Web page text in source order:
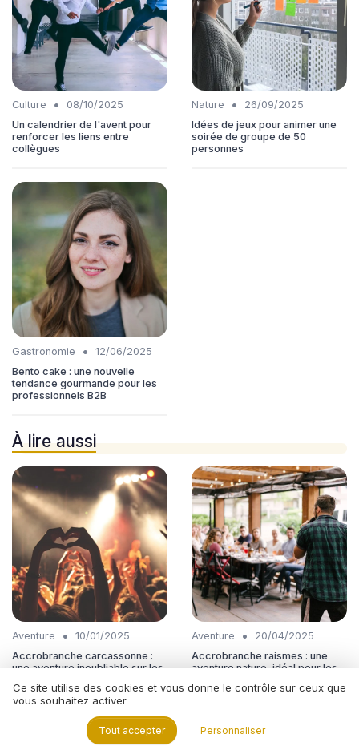
Culture •
08/10/2025
Un calendrier de l'avent pour
renforcer les liens entre
collègues
Nature •
26/09/2025
Idées de jeux pour animer une
soirée de groupe de 50
personnes
Gastronomie •
12/06/2025
Bento cake : une nouvelle
tendance gourmande pour les
professionnels B2B
À lire aussi
Aventure •
10/01/2025
Accrobranche carcassonne :
une aventure inoubliable sur les
Aventure •
20/04/2025
Accrobranche raismes : une
aventure nature, idéal pour les
Ce site utilise des cookies et vous donne le contrôle sur ceux que
vous souhaitez activer
Tout accepter Personnaliser